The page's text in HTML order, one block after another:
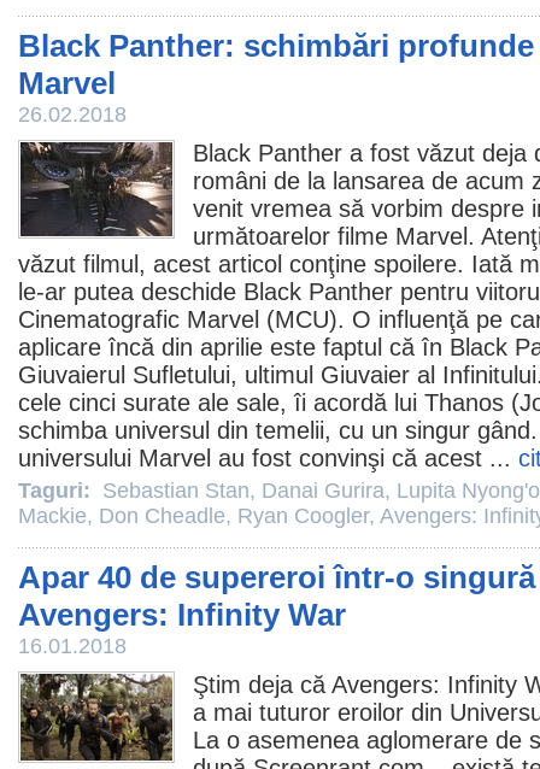
Black Panther: schimbări
Marvel
26.02.2018
Black Panther a fost văzut deja
români de la lansarea de acum
venit vremea să vorbim despre
următoarelor filme Marvel.
văzut filmul , acest articol conţine spoilere. Iată
le-ar putea deschide Black Panther pentru
Cinematografic Marvel (MCU). O influenţă pe
aplicare încă din aprilie este faptul că în Black
Giuvaierul Sufletului, ultimul Giuvaier al
cele cinci surate ale sale, îi acordă lui Thanos
schimba universul din temelii, cu un singur
universului Marvel au fost convinşi că acest ...
Taguri: Sebastian Stan, Danai Gurira, Lupita Nyong'o
Mackie, Don Cheadle, Ryan Coogler, Avengers:
Apar 40 de supereroi într-o
Avengers: Infinity War
16.01.2018
Ştim deja că Avengers: Infinity
a mai tuturor eroilor din
La o asemenea aglomerare de